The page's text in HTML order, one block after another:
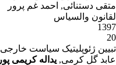
متقی دستنائی, احمد غم پرور
لقانون والسیاس
1397
20
تبیین ژئوپلیتیک سیاست
عابد گل کرمی, یداله کریمی پور